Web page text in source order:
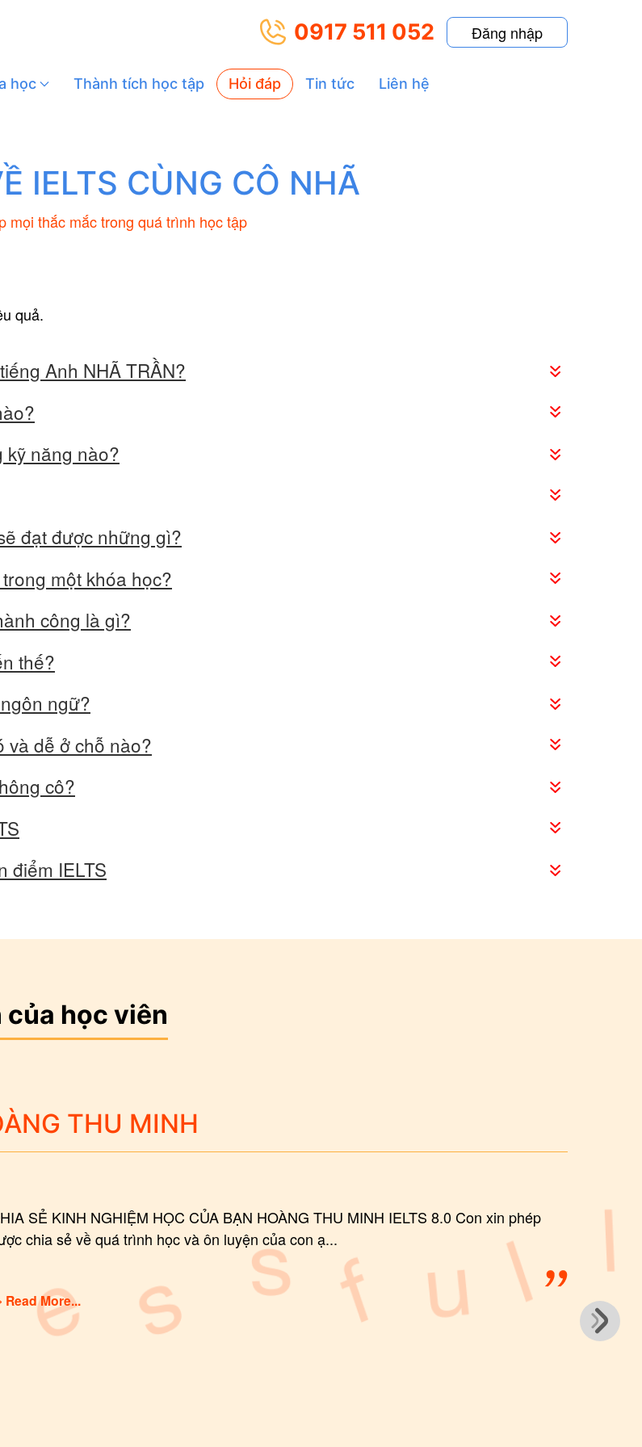
0917 511 052 Đăng nhập
học Thành tích học tập Hỏi đáp Tin tức Liên hệ
IELTS CÙNG CÔ NHÃ
mọi thắc mắc trong quá trình học tập
quả.
Anh NHÃ TRẦN?
kỹ năng nào?
đạt được những gì?
một khóa học?
công là gì?
thế?
ngữ?
và dễ ở chỗ nào?
cô?
điểm IELTS
học viên
THU MINH
SẺ KINH NGHIỆM HỌC CỦA BẠN HOÀNG THU MINH IELTS 8.0 Con xin phép
chia sẻ về quá trình học và ôn luyện của con ạ...
Read More...